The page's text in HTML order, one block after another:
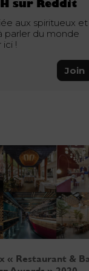
sur Reddit
aux spiritueux et
parler du monde
!
Join
« Restaurant &